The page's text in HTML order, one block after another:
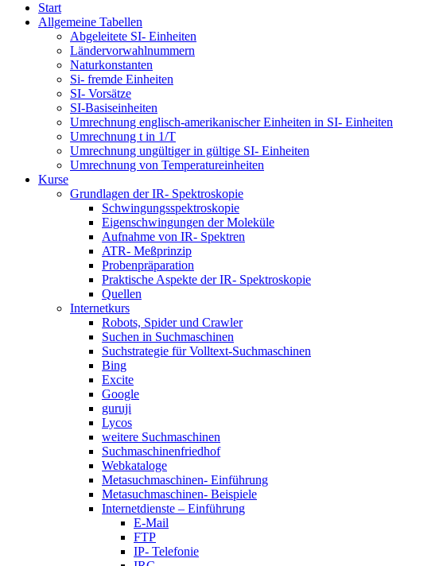
Start
Allgemeine Tabellen
Abgeleitete SI- Einheiten
Ländervorwahlnummern
Naturkonstanten
Si- fremde Einheiten
SI- Vorsätze
SI-Basiseinheiten
Umrechnung englisch-amerikanischer Einheiten in SI- Einheiten
Umrechnung t in 1/T
Umrechnung ungültiger in gültige SI- Einheiten
Umrechnung von Temperatureinheiten
Kurse
Grundlagen der IR- Spektroskopie
Schwingungsspektroskopie
Eigenschwingungen der Moleküle
Aufnahme von IR- Spektren
ATR- Meßprinzip
Probenpräparation
Praktische Aspekte der IR- Spektroskopie
Quellen
Internetkurs
Robots, Spider und Crawler
Suchen in Suchmaschinen
Suchstrategie für Volltext-Suchmaschinen
Bing
Excite
Google
guruji
Lycos
weitere Suchmaschinen
Suchmaschinenfriedhof
Webkataloge
Metasuchmaschinen- Einführung
Metasuchmaschinen- Beispiele
Internetdienste – Einführung
E-Mail
FTP
IP- Telefonie